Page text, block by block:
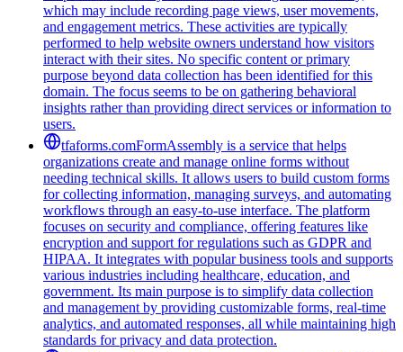
which may include recording page views, user movements,
and engagement metrics. These activities are typically
performed to help website owners understand how visitors
interact with their sites. No specific content or primary
purpose beyond data collection has been identified for this
domain. The focus seems to be on gathering behavioral
insights rather than providing direct services or information to
users.
tfaforms.comFormAssembly is a service that helps
organizations create and manage online forms without
needing technical skills. It allows users to build custom forms
for collecting information, managing surveys, and automating
workflows through an easy-to-use interface. The platform
focuses on security and compliance, offering features like
encryption and support for regulations such as GDPR and
HIPAA. It integrates with popular business tools and supports
various industries including healthcare, education, and
government. Its main purpose is to simplify data collection
and management by providing customizable forms, real-time
analytics, and automated responses, all while maintaining high
standards for privacy and data protection.